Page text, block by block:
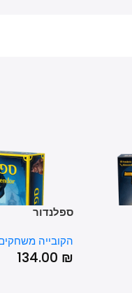
ספלנדור
הקובייה משחקים
134.00